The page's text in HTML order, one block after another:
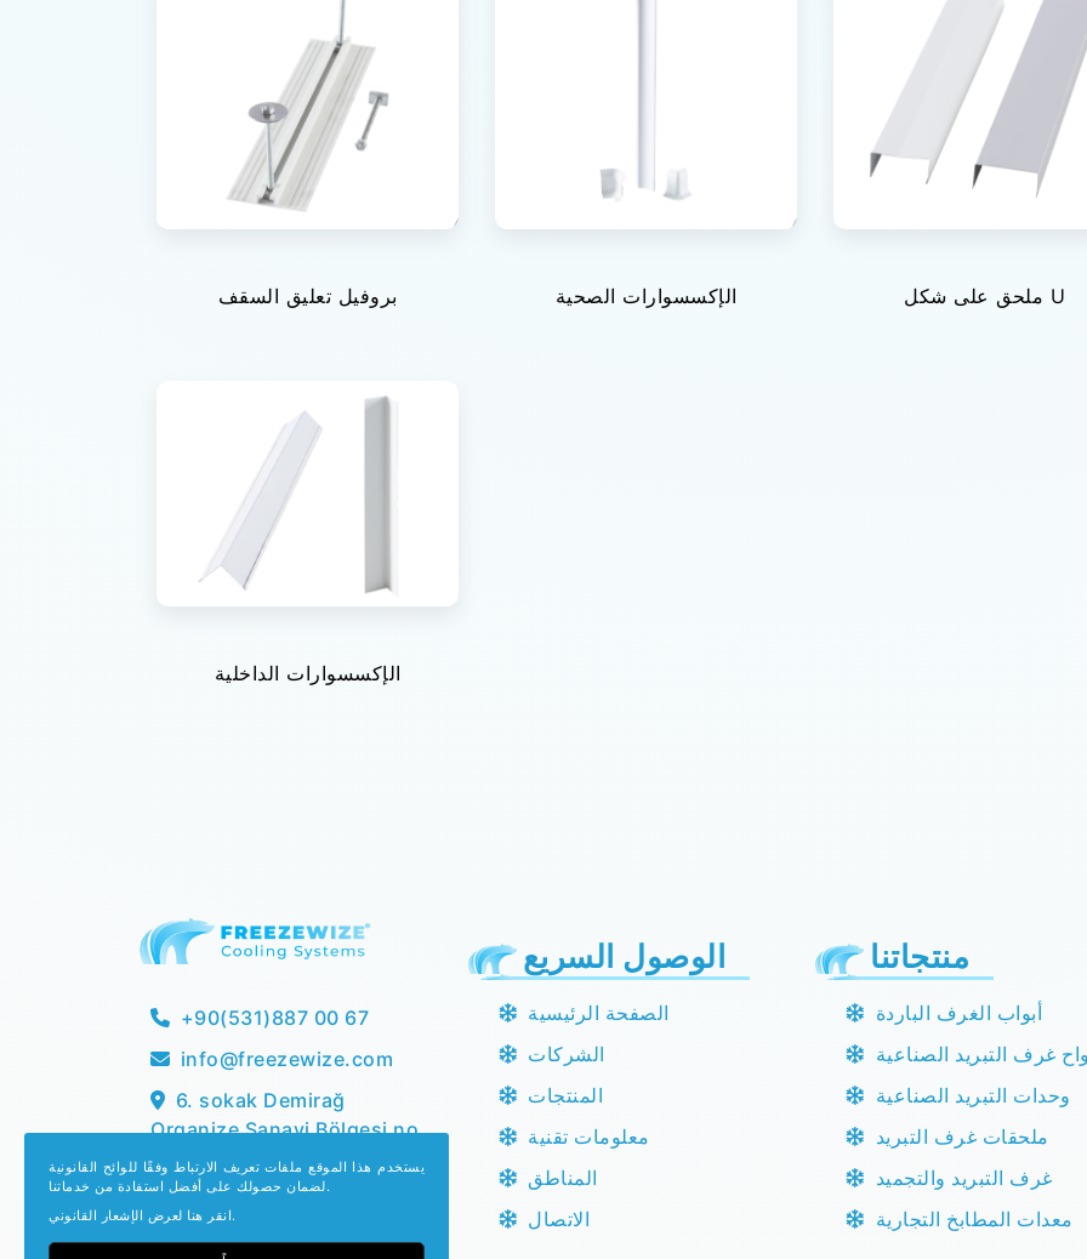
بروفيل تعليق السقف الإكسسوارات الصحية ملحق على شكل U
الإكسسوارات الداخلية
+90(531)887 00 67
info@freezewize.com
6. sokak Demirağ
Organize Sanayi Bölgesi no
10/1, 58000
Doğanca/merkez/Sivas
الوصول السريع
الصفحة الرئيسية
الشركات
المنتجات
معلومات تقنية
المناطق
الاتصال
منتجاتنا
أبواب الغرف الباردة
غرف التبريد الصناعية
وحدات التبريد الصناعية
ملحقات غرف التبريد
غرف التبريد والتجميد
معدات المطابخ التجارية
يستخدم هذا الموقع ملفات تعريف الارتباط وفقًا للوائح القانونية
لضمان حصولك على أفضل استفادة من خدماتنا.
انقر هنا لعرض الإشعار القانوني.